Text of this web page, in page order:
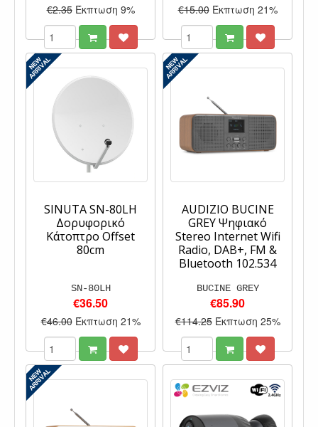
€2.35 Έκπτωση 9% €15.00 Έκπτωση 21%
SINUTA SN-80LH
Δορυφορικό
Κάτοπτρο Offset
80cm
SN-80LH
€36.50
€46.00 Έκπτωση 21%
AUDIZIO BUCINE
GREY Ψηφιακό
Stereo Internet Wifi
Radio, DAB+, FM &
Bluetooth 102.534
BUCINE GREY
€85.90
€114.25 Έκπτωση 25%